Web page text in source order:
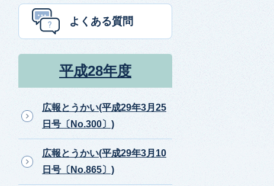
ー
よくある質問
平成28年度
広報とうかい(平成29年3月25
日号〔No.300〕)
広報とうかい(平成29年3月10
日号〔No.865〕)